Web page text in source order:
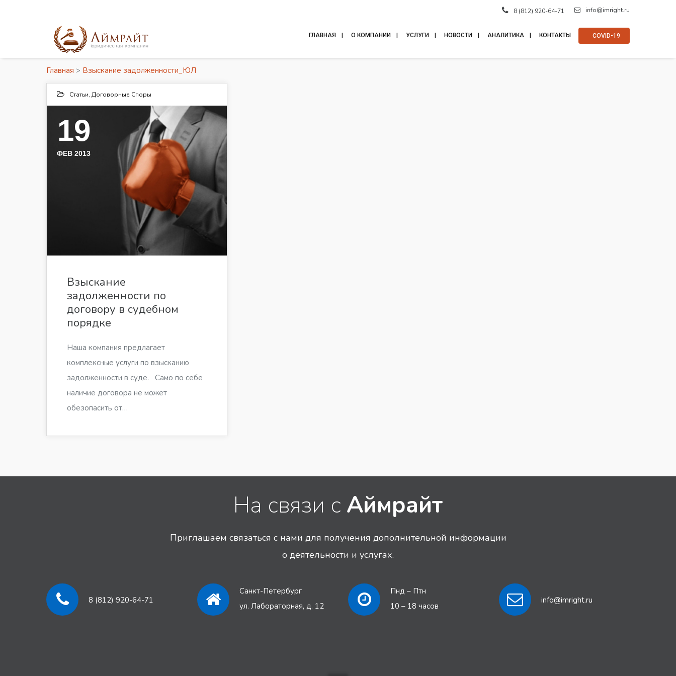
info@imright.ru
8 (812) 920-64-71
ГЛАВНАЯ О КОМПАНИИ УСЛУГИ НОВОСТИ АНАЛИТИКА КОНТАКТЫ ⠀COVID-19
Главная > Взыскание задолженности_ЮЛ
Статьи, Договорные Споры
19
ФЕВ 2013
Взыскание
задолженности по
договору в судебном
порядке
Наша компания предлагает
комплексные услуги по взысканию
задолженности в суде. Само по себе
наличие договора не может
обезопасить от…
На связи с Аймрайт
Приглашаем связаться с нами для получения дополнительной информации
о деятельности и услугах.
8 (812) 920-64-71
Санкт-Петербург
ул. Лабораторная, д. 12
Пнд – Птн
10 – 18 часов
info@imright.ru